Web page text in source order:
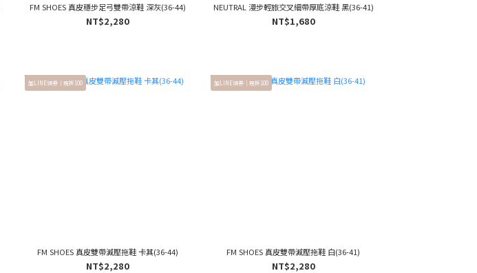
FM SHOES 真皮穩步足弓雙帶涼鞋 深灰(36-44)
NT$2,280
NEUTRAL 漫步輕旅交叉細帶厚底涼鞋 黑(36-41)
NT$1,680
加LINE領券｜現折100
FM SHOES 真皮雙帶減壓拖鞋 卡其(36-44)
NT$2,280
加LINE領券｜現折100
FM SHOES 真皮雙帶減壓拖鞋 白(36-41)
NT$2,280